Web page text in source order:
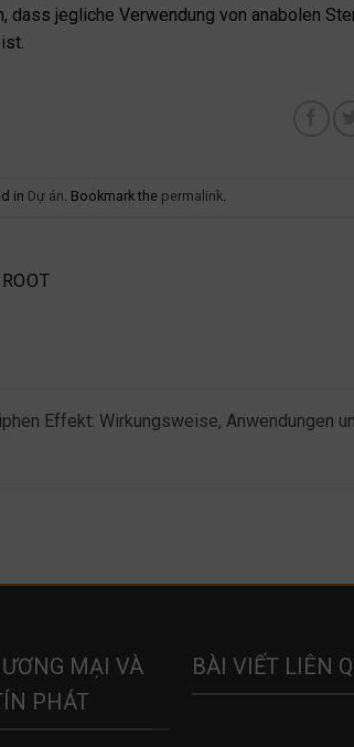
dass jegliche Verwendung von anabolen
in Dự án. Bookmark the permalink.
ROOT
Effekt: Wirkungsweise, Anwendungen
MẠI VÀ
PHÁT
BÀI VIẾT LIÊN